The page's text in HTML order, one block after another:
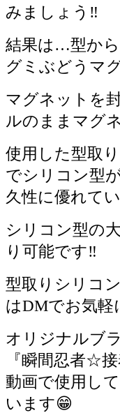
みましょう‼️
結果は…型か
グミぶどうマ
マグネットを
ルのままマグ
使用した型取
でシリコン型
久性に優れて
シリコン型の
り可能です‼️
型取りシリコ
はDMでお気軽
オリジナルブ
『瞬間忍者☆
動画で使用し
います😁